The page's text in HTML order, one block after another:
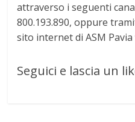
attraverso i seguenti
800.193.890, oppure
sito internet di ASM Pavia
Seguici e lascia un